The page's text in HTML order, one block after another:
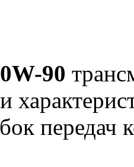
90
передач